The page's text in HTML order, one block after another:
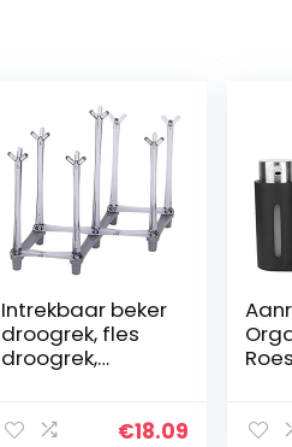
Intrekbaar beker
droogrek, fles
droogrek,
afdruiprek voor
€18.09